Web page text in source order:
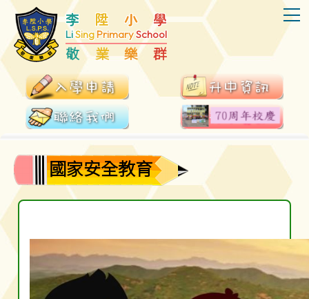
李 陞 小 學
LiSingPrimarySchool
敬 業 樂 群
國家安全教育